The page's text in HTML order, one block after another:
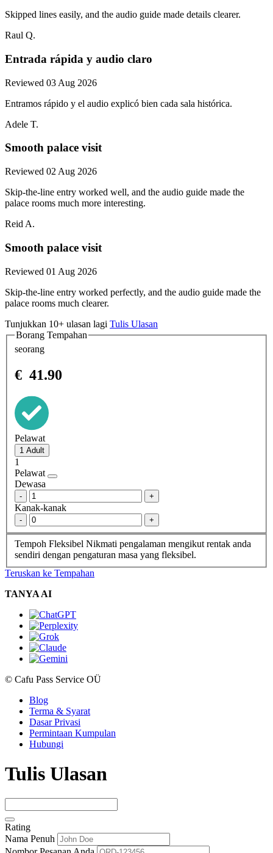
Skipped lines easily, and the audio guide made details clearer.
Raul Q.
Entrada rápida y audio claro
Reviewed 03 Aug 2026
Entramos rápido y el audio explicó bien cada sala histórica.
Adele T.
Smooth palace visit
Reviewed 02 Aug 2026
Skip-the-line entry worked well, and the audio guide made the
palace rooms much more interesting.
Reid A.
Smooth palace visit
Reviewed 01 Aug 2026
Skip-the-line entry worked perfectly, and the audio guide made the
palace rooms much clearer.
Tunjukkan 10+ ulasan lagi Tulis Ulasan
Borang Tempahan
seorang
€ 41.90
Pelawat
1
Pelawat
Dewasa
- +
Kanak-kanak
- +
Tempoh Fleksibel Nikmati pengalaman mengikut rentak anda
sendiri dengan pengaturan masa yang fleksibel.
Teruskan ke Tempahan
TANYA AI
© Cafu Pass Service OÜ
Blog
Terma & Syarat
Dasar Privasi
Permintaan Kumpulan
Hubungi
Tulis Ulasan
Rating
Nama Penuh